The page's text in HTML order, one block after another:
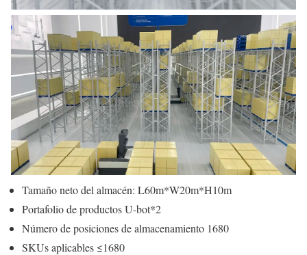
Tamaño neto del almacén: L60m*W20m*H10m
Portafolio de productos U-bot*2
Número de posiciones de almacenamiento 1680
SKUs aplicables ≤1680